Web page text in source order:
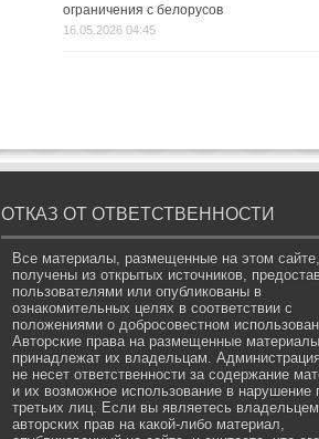
ограничения с белорусов
16.05.2026 04:45
ОТКАЗ ОТ ОТВЕТСТВЕННОСТИ
Все материалы, размещенные на этом сайте,
получены из открытых источников,
пользователями или опубликованы в
ознакомительных целях в соответствии с
положениями о добросовестном
Авторские права на размещенные материалы
принадлежат их владельцам.
не несет ответственности за содержание
и их возможное использование в нарушение
третьих лиц. Если вы являетесь владельцем
авторских прав на какой-либо материал,